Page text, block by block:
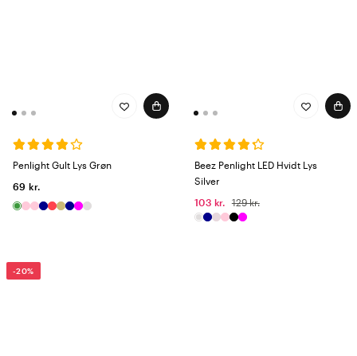
Penlight Gult Lys Grøn
69 kr.
Beez Penlight LED Hvidt Lys
Silver
103 kr.
129 kr.
-20%